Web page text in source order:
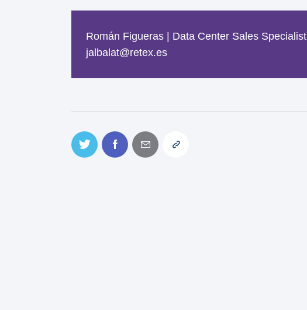
Román Figueras | Data Center Sales Specialist
jalbalat@retex.es